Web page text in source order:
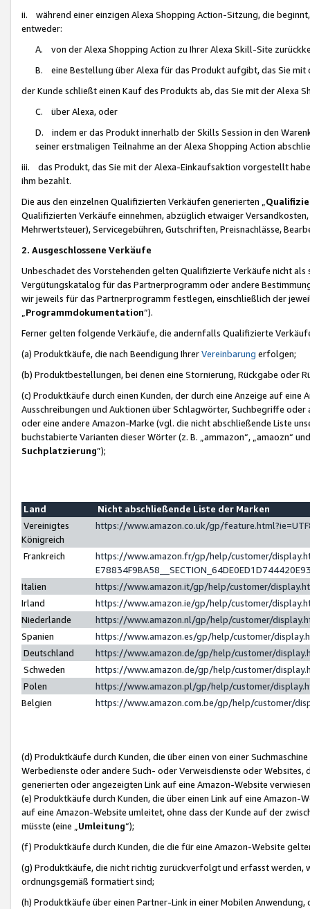
ii. während einer einzigen Alexa Shopping Action-Sitzung, die
entweder:
A. von der Alexa Shopping Action zu Ihrer Alexa Skill-Site
B. eine Bestellung über Alexa für das Produkt aufgibt, das Sie mit
der Kunde schließt einen Kauf des Produkts ab, das Sie mit der Alexa
C. über Alexa, oder
D. indem er das Produkt innerhalb der Skills Session in den
seiner erstmaligen Teilnahme an der Alexa Shopping Action
iii. das Produkt, das Sie mit der Alexa-Einkaufsaktion vorgestellt
ihm bezahlt.
Die aus den einzelnen Qualifizierten Verkäufen generierten „
Qualifizierten Verkäufe einnehmen, abzüglich etwaiger
Mehrwertsteuer), Servicegebühren, Gutschriften, Preisnachlässe,
2. Ausgeschlossene Verkäufe
Unbeschadet des Vorstehenden gelten Qualifizierte Verkäufe nicht
Vergütungskatalog für das Partnerprogramm oder andere
wir jeweils für das Partnerprogramm festlegen, einschließlich der
Programmdokumentation“).
Ferner gelten folgende Verkäufe, die andernfalls Qualifizierte
(a) Produktkäufe, die nach Beendigung IhrerVereinbarung erfolgen;
(b) Produktbestellungen, bei denen eine Stornierung, Rückgabe oder
(c) Produktkäufe durch einen Kunden, der durch eine Anzeige auf
Ausschreibungen und Auktionen über Schlagwörter, Suchbegriffe
oder eine andere Amazon-Marke (vgl. die nicht abschließende Liste
buchstabierte Varianten dieser Wörter (z. B. „ammazon“, „amaozn“
Suchplatzierung”);
Land
Nicht abschließende Liste der Marken
Vereinigtes
Königreich
https://www.amazon.co.uk/gp/
Frankreich
https://www.amazon.fr/gp/help/customer/
Italien
https://www.amazon.it/gp/help/customer/
Irland
https://www.amazon.ie/gp/help/customer/
Niederlande
https://www.amazon.nl/gp/help/customer/
Spanien
https://www.amazon.es/gp/help/customer/
Deutschland
https://www.amazon.de/gp/help/customer/
Schweden
https://www.amazon.de/gp/help/customer/
Polen
https://www.amazon.pl/gp/help/customer/
Belgien
https://www.amazon.com.be/gp/help/customer/
(d) Produktkäufe durch Kunden, die über einen von einer
Werbedienste oder andere Such- oder Verweisdienste oder Websites,
generierten oder angezeigten Link auf eine Amazon-Website
(e) Produktkäufe durch Kunden, die über einen Link auf eine
auf eine Amazon-Website umleitet, ohne dass der Kunde auf der
müsste (eine „ Umleitung“);
(f) Produktkäufe durch Kunden, die die für eine Amazon-Website
(g) Produktkäufe, die nicht richtig zurückverfolgt und erfasst werden,
ordnungsgemäß formatiert sind;
(h) Produktkäufe über einen Partner-Link in einer Mobilen